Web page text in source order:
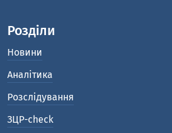
Розділи
Новини
Аналітика
Розслідування
ЗЦР-check